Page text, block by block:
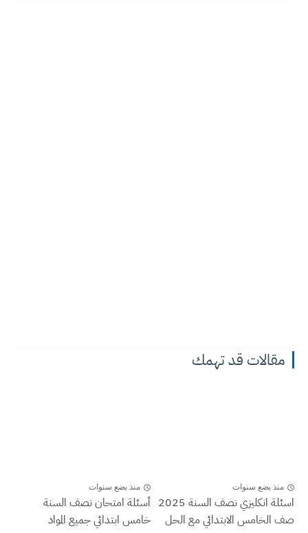
مقالات قد تهمك
منذ بضع سنوات
اسئلة انكليزي نصف السنة 2025
صف الخامس الابتدائي مع الحل
منذ بضع سنوات
أسئلة امتحان نصف السنة
خامس ابتدائي جميع المواد